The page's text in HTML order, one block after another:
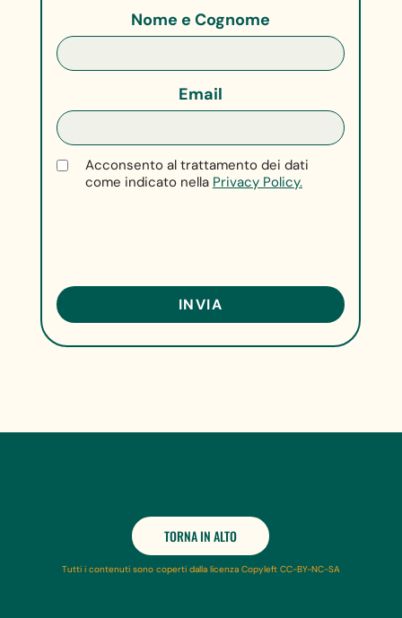
Nome e Cognome
Email
Acconsento al trattamento dei dati
come indicato nella Privacy Policy.
TORNA IN ALTO
Tutti i contenuti sono coperti dalla licenza Copyleft CC-BY-NC-SA